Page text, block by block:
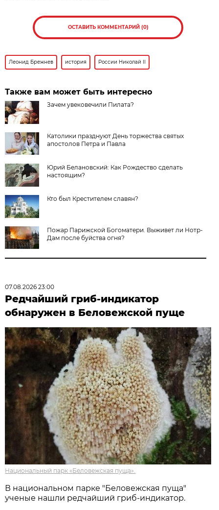
ОСТАВИТЬ КОММЕНТАРИЙ (0)
Леонид Брежнев история России Николай II
Также вам может быть интересно
Зачем увековечили Пилата?
Католики празднуют День торжества святых
апостолов Петра и Павла
Юрий Белановский: Как Рождество сделать
настоящим?
Кто был Крестителем славян?
Пожар Парижской Богоматери. Выживет ли Нотр-
Дам после буйства огня?
07.08.2026 23:00
Редчайший гриб-индикатор
обнаружен в Беловежской пуще
Национальный парк «Беловежская пуща».
В национальном парке "Беловежская пуща"
ученые нашли редчайший гриб-индикатор.